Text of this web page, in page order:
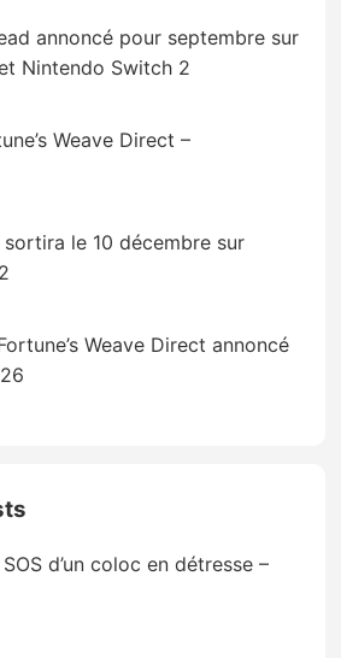
annoncé pour septembre sur
Nintendo Switch 2
Weave Direct –
le 10 décembre sur
Weave Direct annoncé
d’un coloc en détresse –